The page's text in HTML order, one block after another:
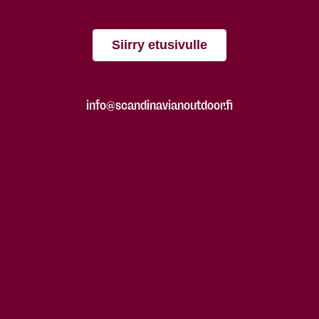
Siirry etusivulle
info@scandinavianoutdoor.fi